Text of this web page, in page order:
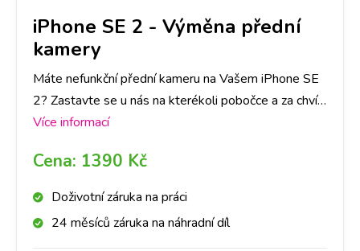
iPhone SE 2 - Výměna přední
kamery
Máte nefunkční přední kameru na Vašem iPhone SE
2? Zastavte se u nás na kterékoli pobočce a za chvíli
bude kamera jako nová. Doporučujeme udělat si
hodiny.
Více informací
Cena: 1390 Kč
Doživotní záruka na práci
24 měsíců záruka na náhradní díl